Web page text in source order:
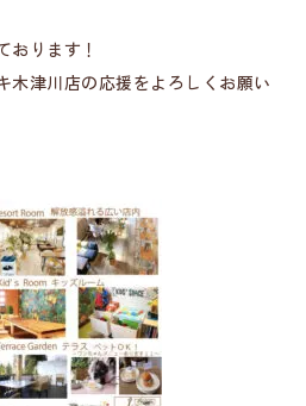
おります！
木津川店の応援をよろしくお願い